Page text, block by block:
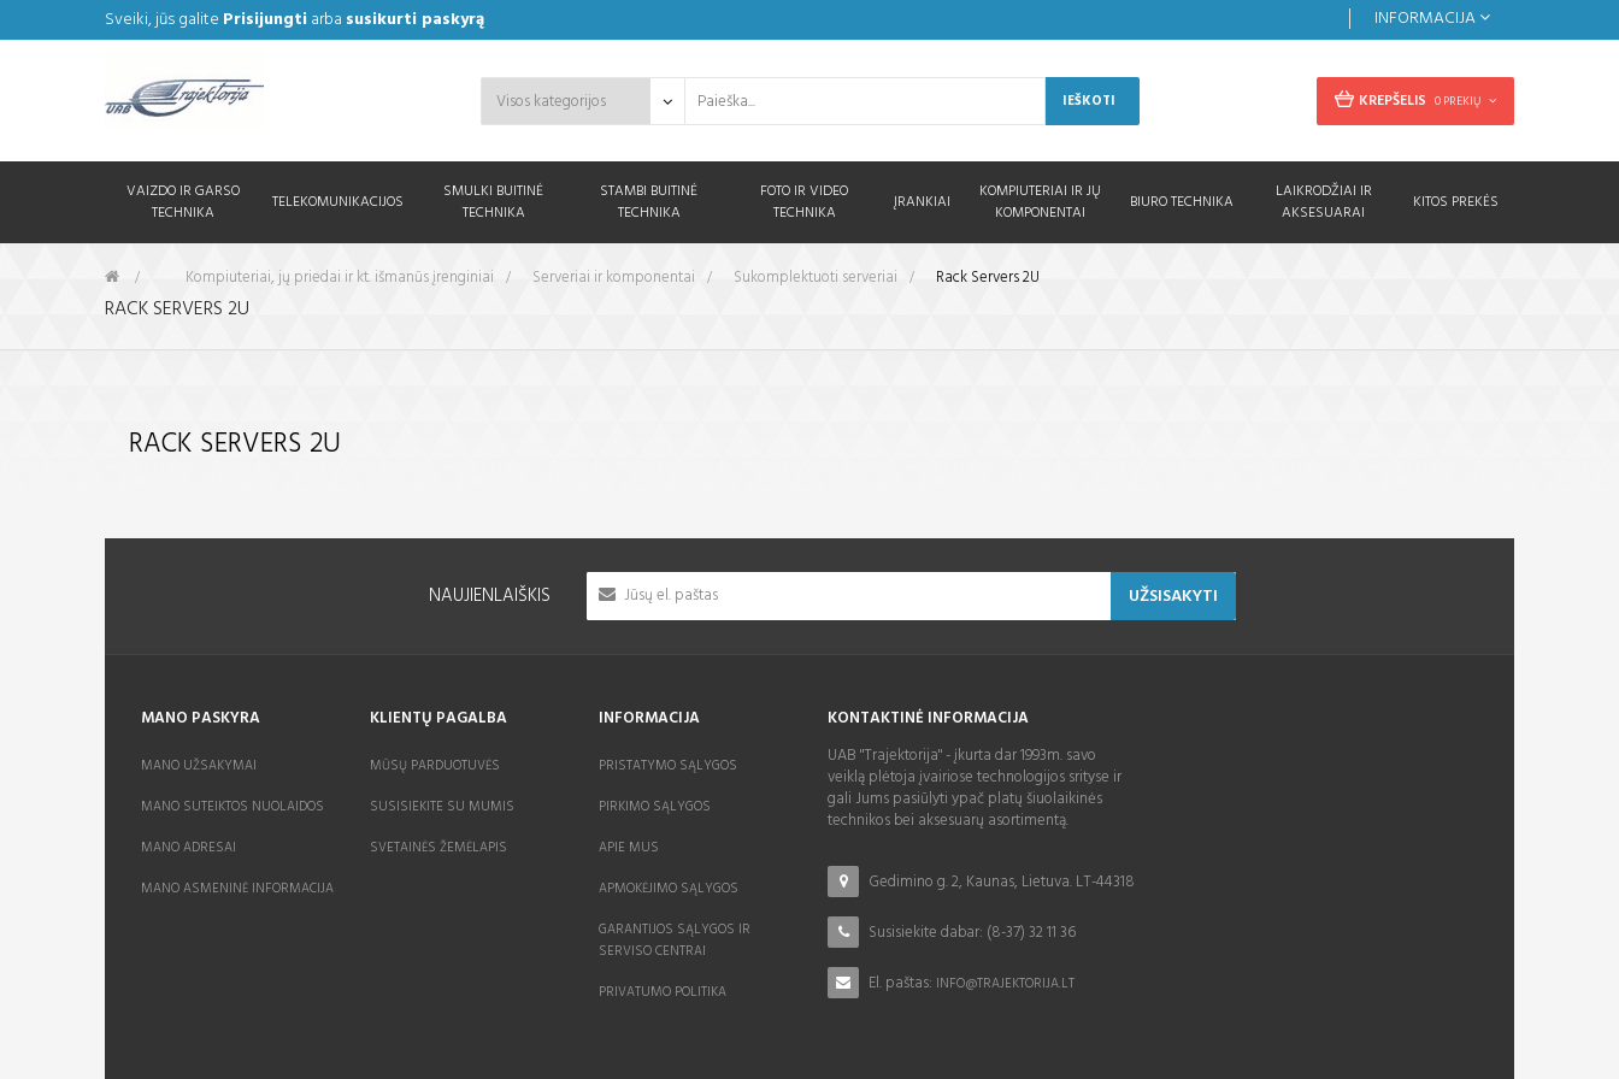
Sveiki, jūs galite Prisijungtiarba susikurti paskyrą INFORMACIJA
KREPŠELIS 0 PREKIŲ
IEŠKOTI
VAIZDO IR GARSO
TECHNIKA
TELEKOMUNIKACIJOS
SMULKI BUITINĖ
TECHNIKA
STAMBI BUITINĖ
TECHNIKA
FOTO IR VIDEO
TECHNIKA
ĮRANKIAI
KOMPIUTERIAI IR JŲ
KOMPONENTAI
BIURO TECHNIKA
LAIKRODŽIAI IR
AKSESUARAI
KITOS PREKĖS
&gt; Kompiuteriai, jų priedai ir kt. išmanūs įrenginiai > Serveriai ir komponentai > Sukomplektuoti serveriai > Rack Servers 2U
RACK SERVERS 2U
RACK SERVERS 2U
NAUJIENLAIŠKIS UŽSISAKYTI
MANO PASKYRA
MANO UŽSAKYMAI
MANO SUTEIKTOS NUOLAIDOS
MANO ADRESAI
MANO ASMENINĖ INFORMACIJA
KLIENTŲ PAGALBA
MŪSŲ PARDUOTUVĖS
SUSISIEKITE SU MUMIS
SVETAINĖS ŽEMĖLAPIS
INFORMACIJA
PRISTATYMO SĄLYGOS
PIRKIMO SĄLYGOS
APIE MUS
APMOKĖJIMO SĄLYGOS
GARANTIJOS SĄLYGOS IR
SERVISO CENTRAI
PRIVATUMO POLITIKA
KONTAKTINĖ INFORMACIJA
UAB "Trajektorija" - įkurta dar 1993m. savo
veiklą plėtoja įvairiose technologijos srityse ir
gali Jums pasiūlyti ypač platų šiuolaikinės
technikos bei aksesuarų asortimentą.
Gedimino g. 2, Kaunas, Lietuva. LT-44318
Susisiekite dabar: (8-37) 32 11 36
El. paštas: INFO@TRAJEKTORIJA.LT